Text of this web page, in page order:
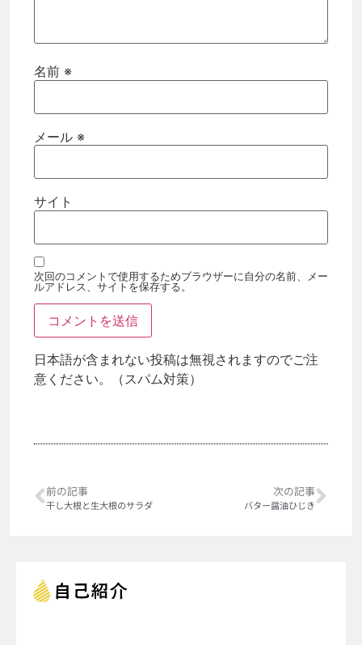
名前 ※
メール ※
サイト
次回のコメントで使用するためブラウザーに自分の名前、メー
ルアドレス、サイトを保存する。
日本語が含まれない投稿は無視されますのでご注
意ください。（スパム対策）
前の記事
干し大根と生大根のサラダ
次の記事
バター醤油ひじき